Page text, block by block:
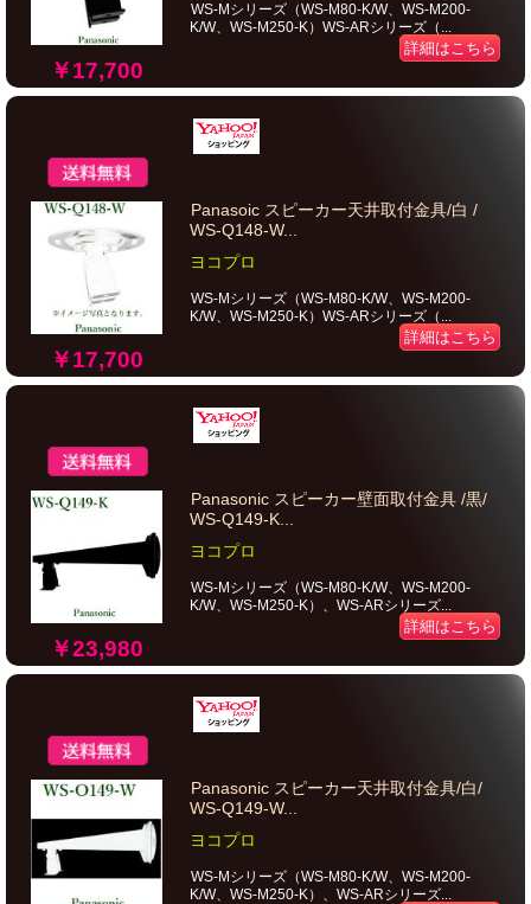
￥17,700
WS-Mシリーズ（WS-M80-K/W、WS-M200-
K/W、WS-M250-K）WS-ARシリーズ（...
詳細はこちら
￥17,700
Panasoic スピーカー天井取付金具/白 /
WS-Q148-W...
ヨコプロ
WS-Mシリーズ（WS-M80-K/W、WS-M200-
K/W、WS-M250-K）WS-ARシリーズ（...
詳細はこちら
￥23,980
Panasonic スピーカー壁面取付金具 /黒/
WS-Q149-K...
ヨコプロ
WS-Mシリーズ（WS-M80-K/W、WS-M200-
K/W、WS-M250-K）、WS-ARシリーズ...
詳細はこちら
Panasonic スピーカー天井取付金具/白/
WS-Q149-W...
ヨコプロ
WS-Mシリーズ（WS-M80-K/W、WS-M200-
K/W、WS-M250-K）、WS-ARシリーズ...